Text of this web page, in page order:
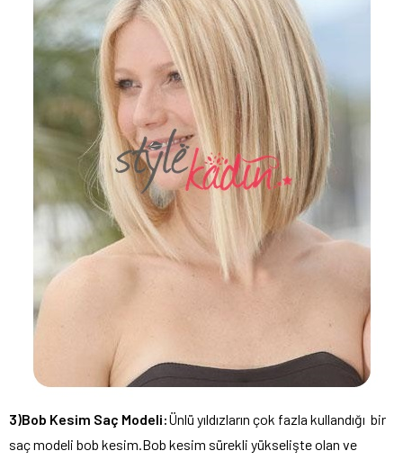
3)Bob Kesim Saç Modeli:Ünlü yıldızların çok fazla kullandığı bir
saç modeli bob kesim.Bob kesim sürekli yükselişte olan ve